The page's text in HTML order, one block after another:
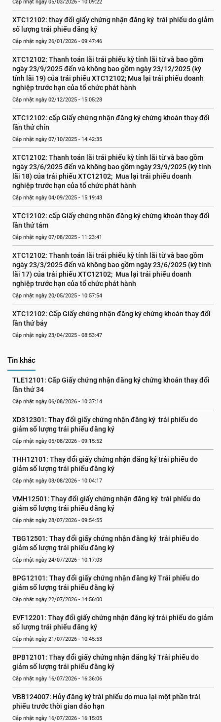
Cập nhật ngày 05/03/2026 - 10:09:22
XTC12102: thay đổi giấy chứng nhận đăng ký  trái phiếu do giảm
số lượng trái phiếu đăng ký
Cập nhật ngày 26/01/2026 - 09:47:46
XTC12102: Thanh toán lãi trái phiếu kỳ tính lãi từ và bao gồm
ngày 23/9/2025 đến và không bao gồm ngày 23/12/2025 (kỳ
tính lãi 19) của trái phiếu XTC12102; Mua lại trái phiếu doanh
nghiệp trước hạn của tổ chức phát hành
Cập nhật ngày 02/12/2025 - 15:05:28
XTC12102: cấp Giấy chứng nhận đăng ký chứng khoán thay đổi
lần thứ chín
Cập nhật ngày 07/10/2025 - 14:42:35
XTC12102: Thanh toán lãi trái phiếu kỳ tính lãi từ và bao gồm
ngày 23/6/2025 đến và không bao gồm ngày 23/9/2025 (kỳ tính
lãi 18) của trái phiếu XTC12102;  Mua lại trái phiếu doanh
nghiệp trước hạn của tổ chức phát hành
Cập nhật ngày 04/09/2025 - 15:19:43
XTC12102: cấp Giấy chứng nhận đăng ký chứng khoán thay đổi
lần thứ tám
Cập nhật ngày 07/08/2025 - 11:23:41
XTC12102: Thanh toán lãi trái phiếu kỳ tính lãi từ và bao gồm
ngày 23/3/2025 đến và không bao gồm ngày 23/6/2025 (kỳ tính
lãi 17) của trái phiếu XTC12102;  Mua lại trái phiếu doanh
nghiệp trước hạn của tổ chức phát hành
Cập nhật ngày 20/05/2025 - 10:57:54
XTC12102: Cấp Giấy chứng nhận đăng ký chứng khoán thay đổi
lần thứ bảy
Cập nhật ngày 23/04/2025 - 08:53:47
Tin khác
TLE12101: Cấp Giấy chứng nhận đăng ký chứng khoán thay đổi
lần thứ 34
Cập nhật ngày 06/08/2026 - 10:37:14
XD312301: Thay đổi giấy chứng nhận đăng ký  trái phiếu do
giảm số lượng trái phiếu đăng ký
Cập nhật ngày 05/08/2026 - 09:15:52
THH12101: Thay đổi giấy chứng nhận đăng ký trái phiếu do
giảm số lượng trái phiếu đăng ký
Cập nhật ngày 03/08/2026 - 10:04:17
VMH12501: Thay đổi giấy chứng nhận đăng ký  trái phiếu do
giảm số lượng trái phiếu đăng ký
Cập nhật ngày 28/07/2026 - 09:54:55
TBG12501: Thay đổi giấy chứng nhận đăng ký  trái phiếu do
giảm số lượng trái phiếu đăng ký
Cập nhật ngày 24/07/2026 - 10:17:03
BPG12101: Thay đổi giấy chứng nhận đăng ký Trái phiếu do
giảm số lượng trái phiếu đăng ký
Cập nhật ngày 22/07/2026 - 14:56:00
EVF12201: Thay đổi giấy chứng nhận đăng ký trái phiếu do giảm
số lượng trái phiếu đăng ký
Cập nhật ngày 21/07/2026 - 10:45:53
BPB12101: Thay đổi giấy chứng nhận đăng ký Trái phiếu do
giảm số lượng trái phiếu đăng ký
Cập nhật ngày 16/07/2026 - 16:36:06
VBB124007: Hủy đăng ký trái phiếu do mua lại một phần trái
phiếu trước thời gian đáo hạn
Cập nhật ngày 16/07/2026 - 16:15:05